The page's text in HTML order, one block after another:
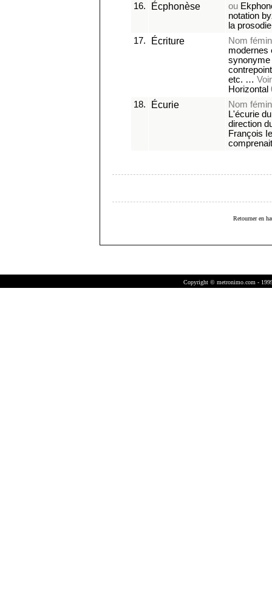
16.
Écphonèse ou
notation
la
17.
Écriture
Nom
modernes
synonyme
etc. …
Horizontal
18.
Écurie
Nom
L'écurie
direction
François
Retourner en
Copyright © metronimo.com -